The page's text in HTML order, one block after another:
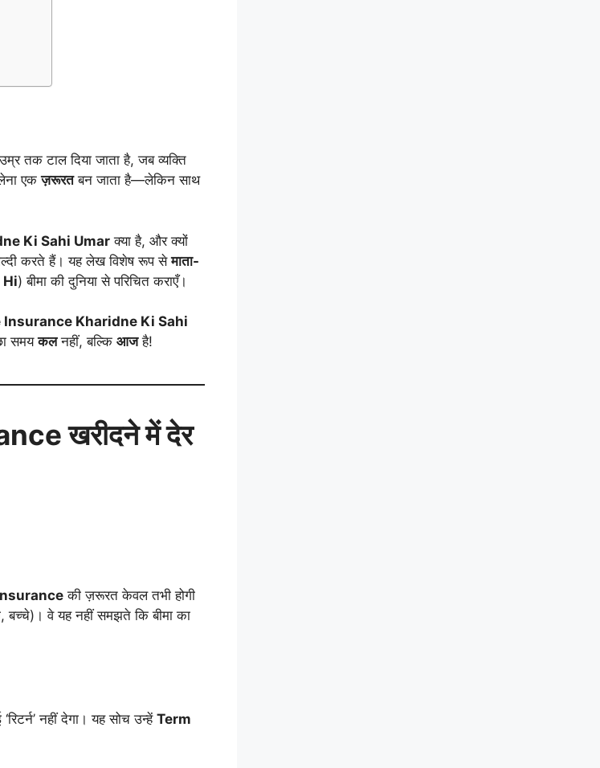
तक टाल दिया जाता है, जब व्यक्ति
एकज़रूरतबन जाता है—लेकिन साथ
Ki Sahi Umar क्या है, और क्यों
करते हैं। यह लेख विशेष रूप सेमाता-
Hi) बीमा की दुनिया से परिचित कराएँ।
Insurance Kharidne Ki Sahi
समयकलनहीं, बल्कि आजहै!
खरीदने में देर
की ज़रूरत केवल तभी होगी
बच्चे)। वे यह नहीं समझते कि बीमा का
नहीं देगा। यह सोच उन्हें Term